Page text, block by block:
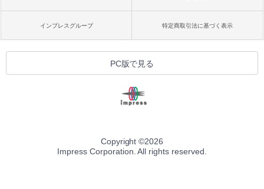
インプレスグループ 特定商取引法に基づく表示
PC版で見る
Copyright ©2026
Impress Corporation. All rights reserved.